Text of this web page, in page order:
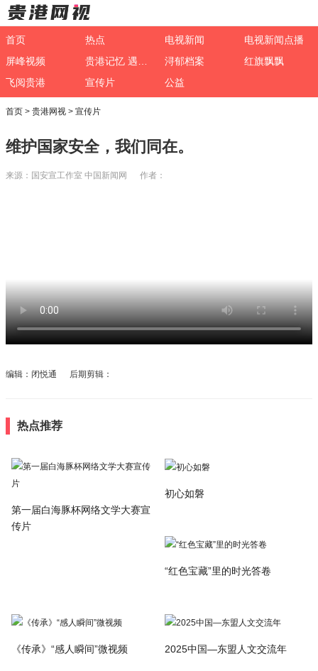
首页 热点 电视新闻
电视新闻点播
屏峰视频
浔郁档案
红旗飘飘
飞阅贵港
宣传片 公益
首页 > 贵港网视 > 宣传片
维护国家安全，我们同在。
来源：国安宣工作室 中国新闻网 作者：
编辑：闭悦通 后期剪辑：
热点推荐
第一届白海豚杯网络文学大赛宣
传片
初心如磐
“红色宝藏”里的时光答卷
《传承》“感人瞬间”微视频 2025中国—东盟人文交流年